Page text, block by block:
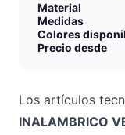
Material
Medidas
Colores
Precio desde
Los artículos
INALAMBRICO